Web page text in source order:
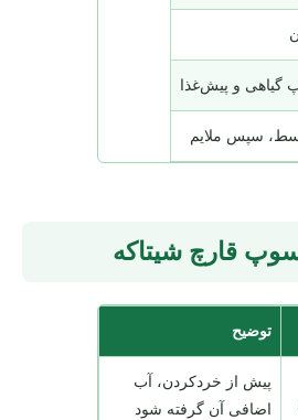
گیاهی و پیش‌غذا
سپس ملایم
سوپ قارچ شیتاکه
توضیح
پیش از خردکردن، آب
اضافی آن گرفته شود